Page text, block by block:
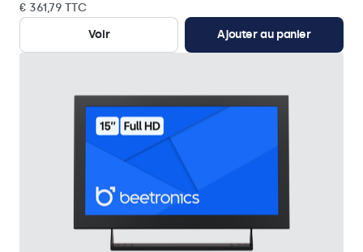
€ 361,79 TTC
Voir
Ajouter au panier